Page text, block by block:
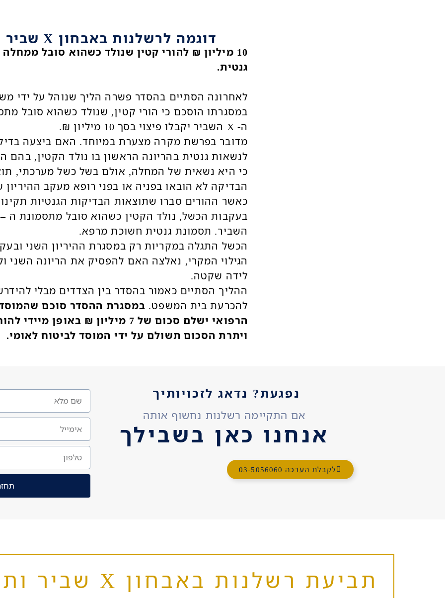
דוגמה לרשלנות באבחון X שביר
10 מיליון ₪ להורי קטין שנולד כשהוא סובל ממחלה
גנטית.
לאחרונה הסתיים בהסדר פשרה הליך שנוהל על ידי
במסגרתו הוסכם כי הורי קטין, שנולד כשהוא סובל
ה- X השביר יקבלו פיצוי בסך 10 מיליון ₪.
מדובר בפרשת מקרה מצערת במיוחד. האם ביצעה
לנשאות גנטית בהריונה הראשון בו נולד הקטין, בהם
כי היא נשאית של המחלה, אולם בשל כשל מערכתי,
הבדיקה לא הובאו בפניה או בפני רופא מעקב ההיריון
כאשר ההורים סברו שתוצאות הבדיקות הגנטיות
השביר. תסמונת גנטית חשוכת מרפא.
הכשל התגלה במקריות רק במסגרת ההיריון השני
הגילוי המקרי, נאלצה האם להפסיק את הריונה השני
לידה שקטה.
ההליך הסתיים כאמור בהסדר בין הצדדים מבלי
להכרעת בית המשפט. במסגרת ההסדר סוכם
הרפואי ישלם סכום של 7 מיליון ₪ באופן מיידי
ויתרת הסכום תשולם על ידי המוסד לביטוח לאומי.
נפגעת? נדאג לזכויותיך
אם התקיימה רשלנות נחשוף אותה
אנחנו כאן בשבילך
לקבלת הערכה 03-5056060
תביעת רשלנות באבחון X שביר ותסמונות גנטיות